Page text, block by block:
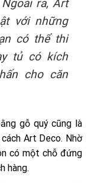
ra, Art
với những
có thể thi
tủ có kích
cho căn
gỗ quý cũng là
Art Deco. Nhờ
có một chỗ đứng
hàng.